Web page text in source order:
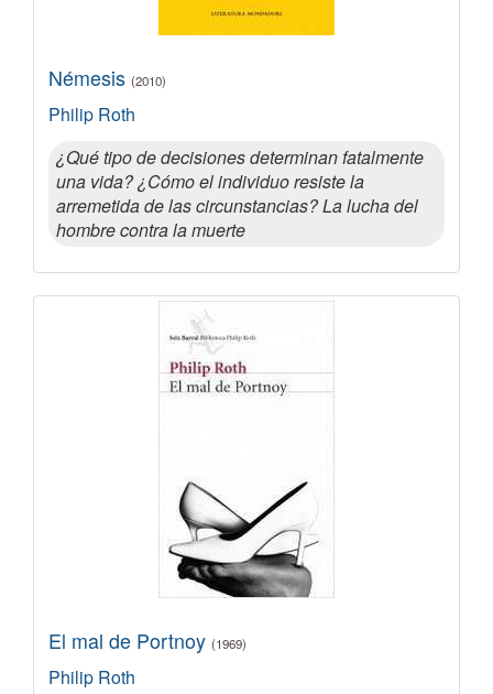
Némesis (2010)
Philip Roth
¿Qué tipo de decisiones determinan fatalmente
una vida? ¿Cómo el individuo resiste la
arremetida de las circunstancias? La lucha del
hombre contra la muerte
El mal de Portnoy (1969)
Philip Roth